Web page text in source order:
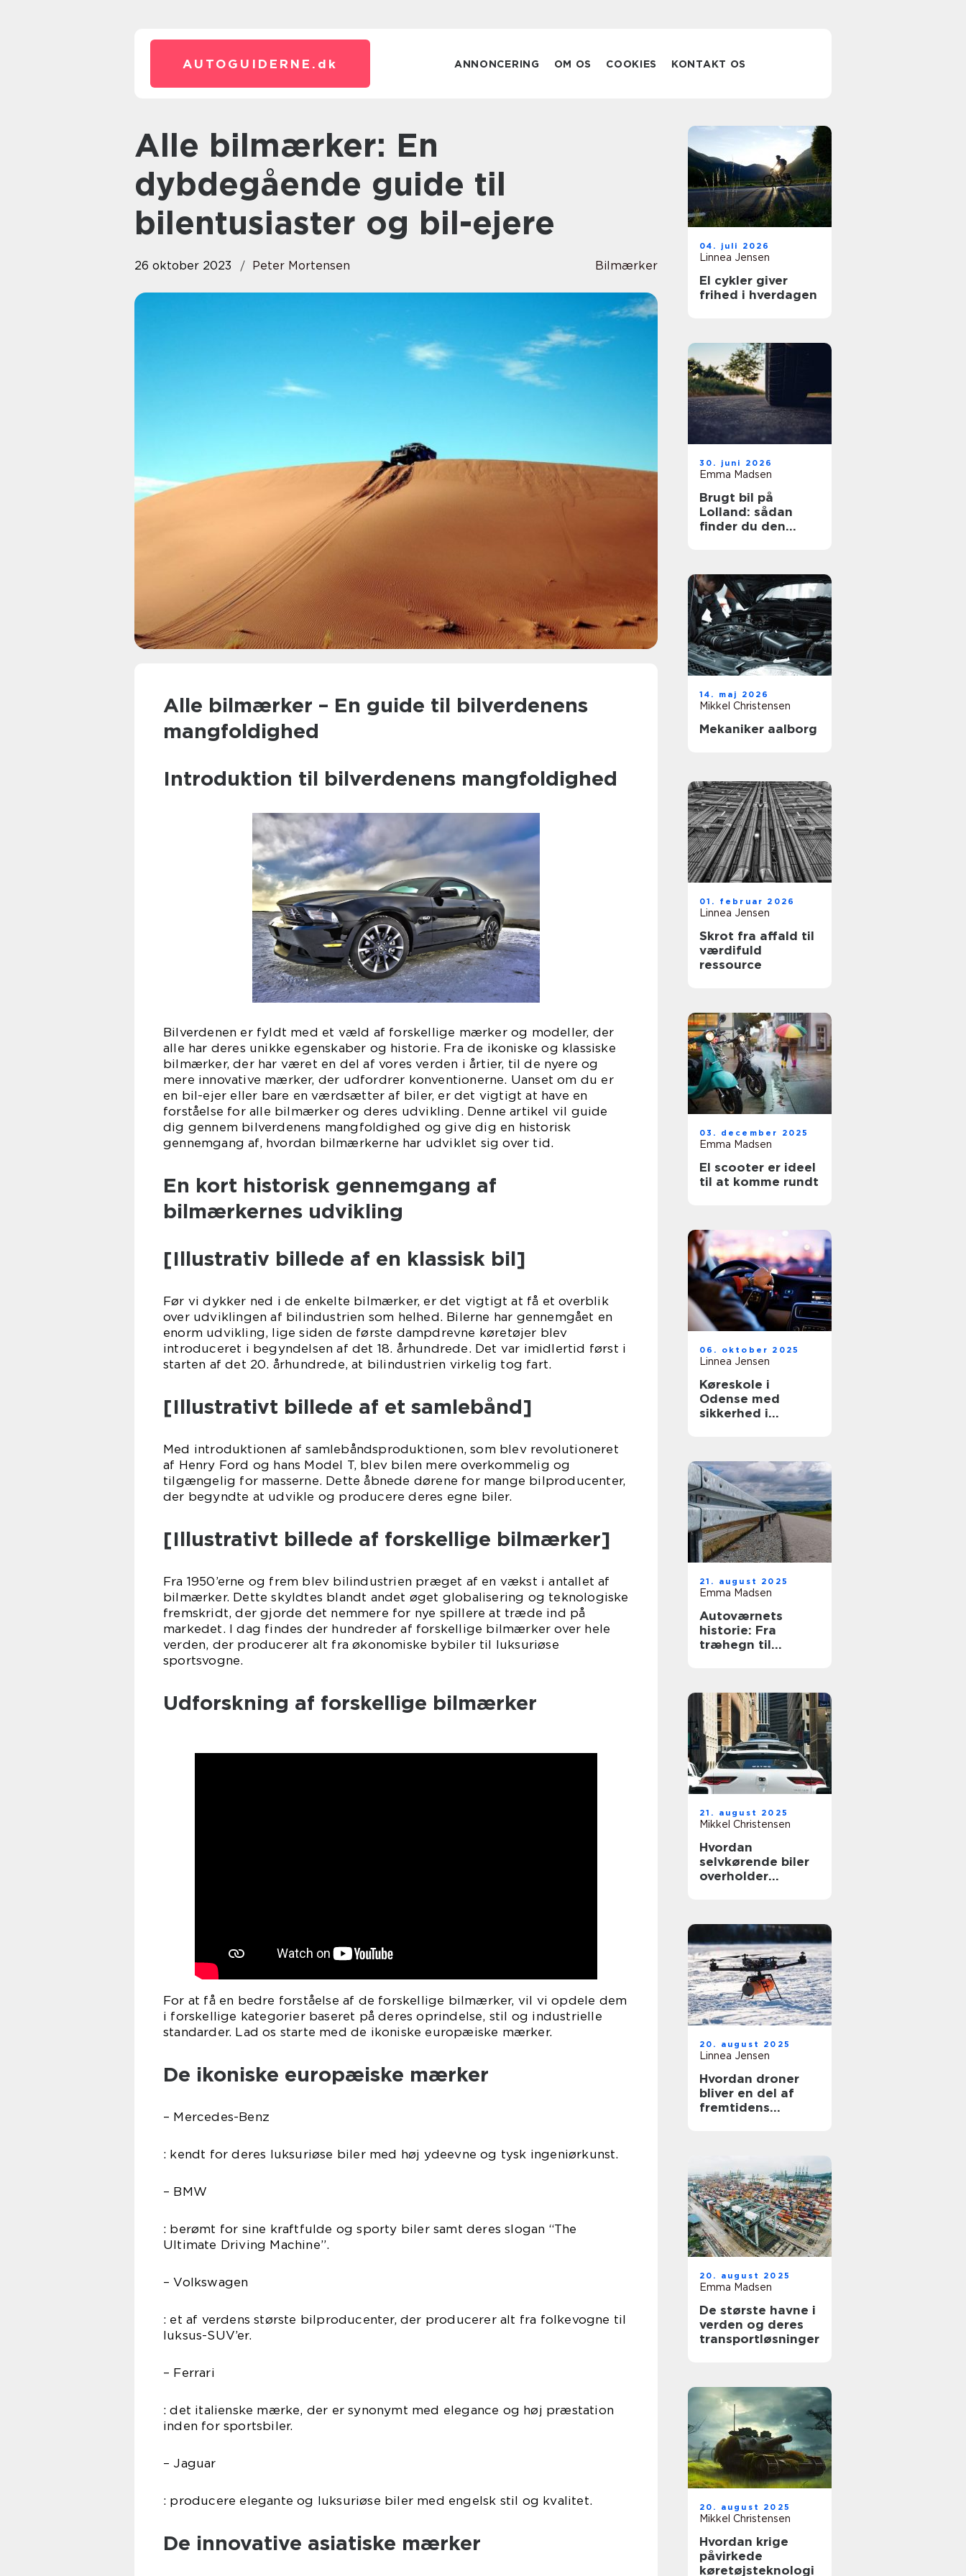
AUTOGUIDERNE. dk ANNONCERING OM OS COOKIES KONTAKT OS
Alle bilmærker: En
dybdegående guide til
bilentusiaster og bil-ejere
26 oktober 2023 Peter Mortensen Bilmærker
Alle bilmærker – En guide til bilverdenens
mangfoldighed
Introduktion til bilverdenens mangfoldighed
Bilverdenen er fyldt med et væld af forskellige mærker og modeller, der
alle har deres unikke egenskaber og historie. Fra de ikoniske og klassiske
bilmærker, der har været en del af vores verden i årtier, til de nyere og
mere innovative mærker, der udfordrer konventionerne. Uanset om du er
en bil-ejer eller bare en værdsætter af biler, er det vigtigt at have en
forståelse for alle bilmærker og deres udvikling. Denne artikel vil guide
dig gennem bilverdenens mangfoldighed og give dig en historisk
gennemgang af, hvordan bilmærkerne har udviklet sig over tid.
En kort historisk gennemgang af
bilmærkernes udvikling
[Illustrativ billede af en klassisk bil]
Før vi dykker ned i de enkelte bilmærker, er det vigtigt at få et overblik
over udviklingen af bilindustrien som helhed. Bilerne har gennemgået en
enorm udvikling, lige siden de første dampdrevne køretøjer blev
introduceret i begyndelsen af det 18. århundrede. Det var imidlertid først i
starten af det 20. århundrede, at bilindustrien virkelig tog fart.
[Illustrativt billede af et samlebånd]
Med introduktionen af samlebåndsproduktionen, som blev revolutioneret
af Henry Ford og hans Model T, blev bilen mere overkommelig og
tilgængelig for masserne. Dette åbnede dørene for mange bilproducenter,
der begyndte at udvikle og producere deres egne biler.
[Illustrativt billede af forskellige bilmærker]
Fra 1950’erne og frem blev bilindustrien præget af en vækst i antallet af
bilmærker. Dette skyldtes blandt andet øget globalisering og teknologiske
fremskridt, der gjorde det nemmere for nye spillere at træde ind på
markedet. I dag findes der hundreder af forskellige bilmærker over hele
verden, der producerer alt fra økonomiske bybiler til luksuriøse
sportsvogne.
Udforskning af forskellige bilmærker
For at få en bedre forståelse af de forskellige bilmærker, vil vi opdele dem
i forskellige kategorier baseret på deres oprindelse, stil og industrielle
standarder. Lad os starte med de ikoniske europæiske mærker.
De ikoniske europæiske mærker
– Mercedes-Benz
: kendt for deres luksuriøse biler med høj ydeevne og tysk ingeniørkunst.
– BMW
: berømt for sine kraftfulde og sporty biler samt deres slogan “The
Ultimate Driving Machine”.
– Volkswagen
: et af verdens største bilproducenter, der producerer alt fra folkevogne til
luksus-SUV’er.
– Ferrari
: det italienske mærke, der er synonymt med elegance og høj præstation
inden for sportsbiler.
– Jaguar
: producere elegante og luksuriøse biler med engelsk stil og kvalitet.
De innovative asiatiske mærker
04. juli 2026
Linnea Jensen
El cykler giver
frihed i hverdagen
30. juni 2026
Emma Madsen
Brugt bil på
Lolland: sådan
finder du den
14. maj 2026
Mikkel Christensen
Mekaniker aalborg
01. februar 2026
Linnea Jensen
Skrot fra affald til
værdifuld
ressource
03. december 2025
Emma Madsen
El scooter er ideel
til at komme rundt
06. oktober 2025
Linnea Jensen
Køreskole i
Odense med
sikkerhed i
21. august 2025
Emma Madsen
Autoværnets
historie: Fra
træhegn til
21. august 2025
Mikkel Christensen
Hvordan
selvkørende biler
overholder
20. august 2025
Linnea Jensen
Hvordan droner
bliver en del af
fremtidens
20. august 2025
Emma Madsen
De største havne i
verden og deres
transportløsninger
20. august 2025
Mikkel Christensen
Hvordan krige
påvirkede
køretøjsteknologi